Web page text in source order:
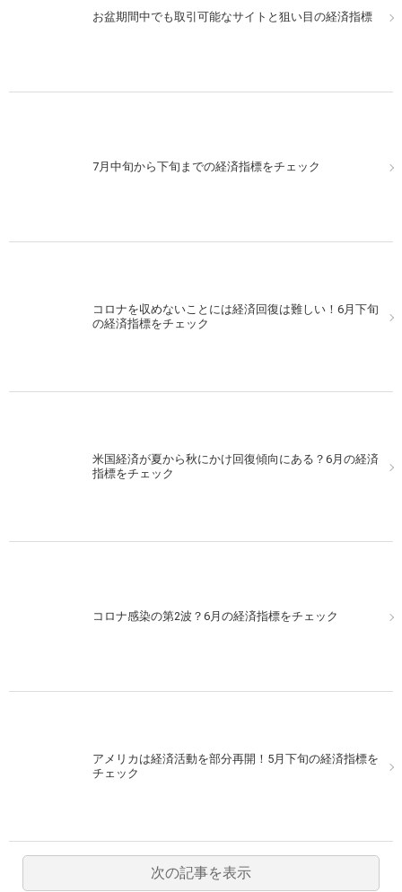
お盆期間中でも取引可能なサイトと狙い目の経済指標
7月中旬から下旬までの経済指標をチェック
コロナを収めないことには経済回復は難しい！6月下旬
の経済指標をチェック
米国経済が夏から秋にかけ回復傾向にある？6月の経済
指標をチェック
コロナ感染の第2波？6月の経済指標をチェック
アメリカは経済活動を部分再開！5月下旬の経済指標を
チェック
次の記事を表示